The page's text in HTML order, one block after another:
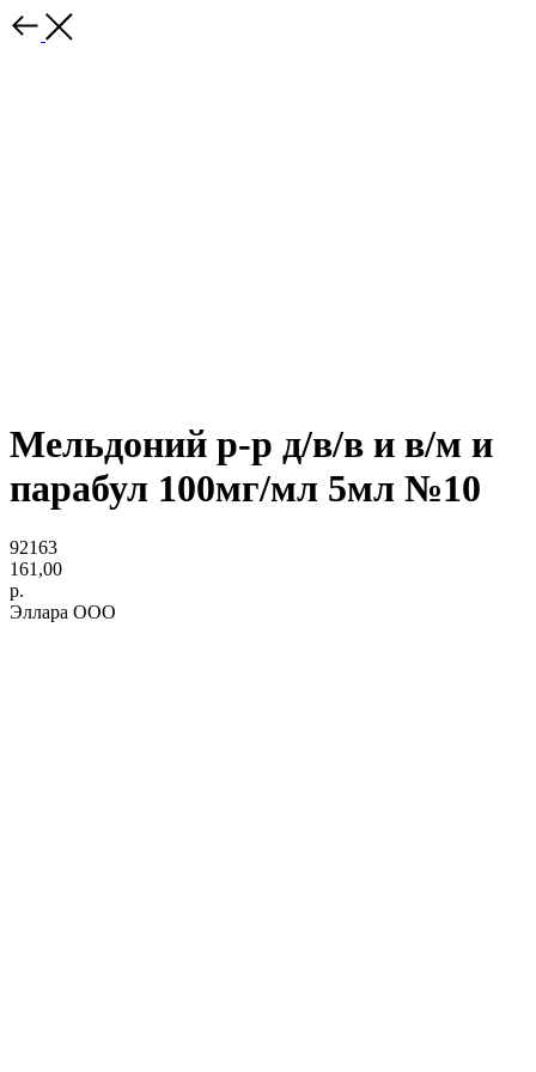
Мельдоний р-р д/в/в и в/м и
парабул 100мг/мл 5мл №10
92163
161,00
р.
Эллара ООО